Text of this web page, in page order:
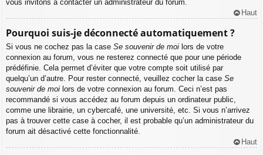
vous invitons à contacter un administrateur du forum.
Haut
Pourquoi suis-je déconnecté automatiquement ?
Si vous ne cochez pas la case Se souvenir de moi lors de votre
connexion au forum, vous ne resterez connecté que pour une période
prédéfinie. Cela permet d’éviter que votre compte soit utilisé par
quelqu’un d’autre. Pour rester connecté, veuillez cocher la case Se
souvenir de moi lors de votre connexion au forum. Ceci n’est pas
recommandé si vous accédez au forum depuis un ordinateur public,
comme une librairie, un cybercafé, une université, etc. Si vous n’arrivez
pas à trouver cette case à cocher, il est probable qu’un administrateur du
forum ait désactivé cette fonctionnalité.
Haut